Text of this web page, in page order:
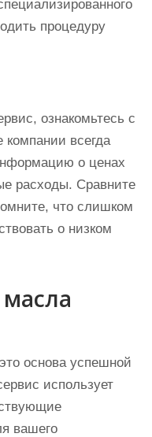
процедуру
ознакомьтесь с
всегда
о ценах
расходы. Сравните
что слишком
о низком
основа успешной
использует
вашего